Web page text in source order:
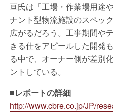
亘氏は「工場・作業場用途
ナント型物流施設のスペッ
広がるだろう。工事期間や
きる仕をアピールした開発
る中で、オーナー側が差別
ントしている。
■レポートの詳細
http://www.cbre.co.jp/JP/